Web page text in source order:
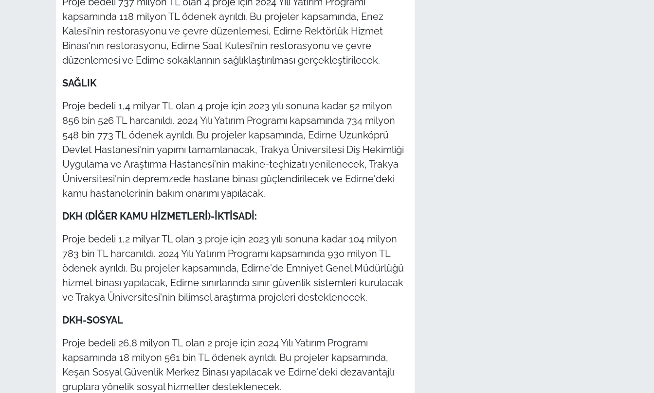
kapsamında 118 milyon TL ödenek ayrıldı. Bu projeler kapsamında, Enez
Kalesi'nin restorasyonu ve çevre düzenlemesi, Edirne Rektörlük Hizmet
Binası'nın restorasyonu, Edirne Saat Kulesi'nin restorasyonu ve çevre
düzenlemesi ve Edirne sokaklarının sağlıklaştırılması gerçekleştirilecek.
SAĞLIK
Proje bedeli 1,4 milyar TL olan 4 proje için 2023 yılı sonuna kadar 52 milyon
856 bin 526 TL harcanıldı. 2024 Yılı Yatırım Programı kapsamında 734 milyon
548 bin 773 TL ödenek ayrıldı. Bu projeler kapsamında, Edirne Uzunköprü
Devlet Hastanesi'nin yapımı tamamlanacak, Trakya Üniversitesi Diş Hekimliği
Uygulama ve Araştırma Hastanesi'nin makine-teçhizatı yenilenecek, Trakya
Üniversitesi'nin depremzede hastane binası güçlendirilecek ve Edirne'deki
kamu hastanelerinin bakım onarımı yapılacak.
DKH (DİĞER KAMU HİZMETLERİ)-İKTİSADİ:
Proje bedeli 1,2 milyar TL olan 3 proje için 2023 yılı sonuna kadar 104 milyon
783 bin TL harcanıldı. 2024 Yılı Yatırım Programı kapsamında 930 milyon TL
ödenek ayrıldı. Bu projeler kapsamında, Edirne'de Emniyet Genel Müdürlüğü
hizmet binası yapılacak, Edirne sınırlarında sınır güvenlik sistemleri kurulacak
ve Trakya Üniversitesi'nin bilimsel araştırma projeleri desteklenecek.
DKH-SOSYAL
Proje bedeli 26,8 milyon TL olan 2 proje için 2024 Yılı Yatırım Programı
kapsamında 18 milyon 561 bin TL ödenek ayrıldı. Bu projeler kapsamında,
Keşan Sosyal Güvenlik Merkez Binası yapılacak ve Edirne'deki dezavantajlı
gruplara yönelik sosyal hizmetler desteklenecek.